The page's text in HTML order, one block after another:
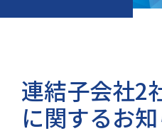
連結子会社2
に関するお